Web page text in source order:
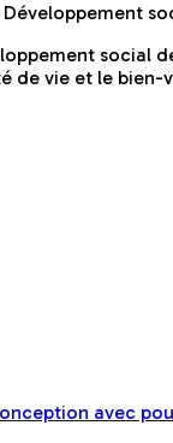
Développement
social
vie et le bien-
avec